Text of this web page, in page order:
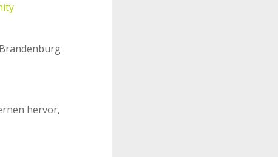
hervor,